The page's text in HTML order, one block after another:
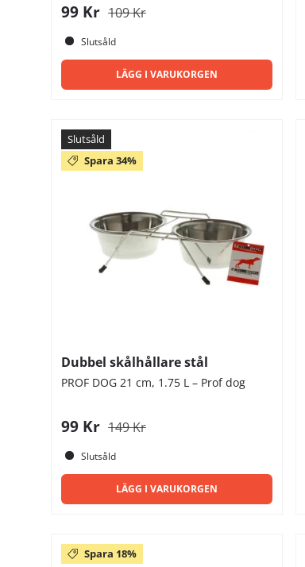
99 Kr 109 Kr
Slutsåld
LÄGG I VARUKORGEN
Slutsåld
Spara 34%
Dubbel skålhållare stål
PROF DOG 21 cm, 1.75 L – Prof dog
99 Kr 149 Kr
Slutsåld
LÄGG I VARUKORGEN
Spara 18%